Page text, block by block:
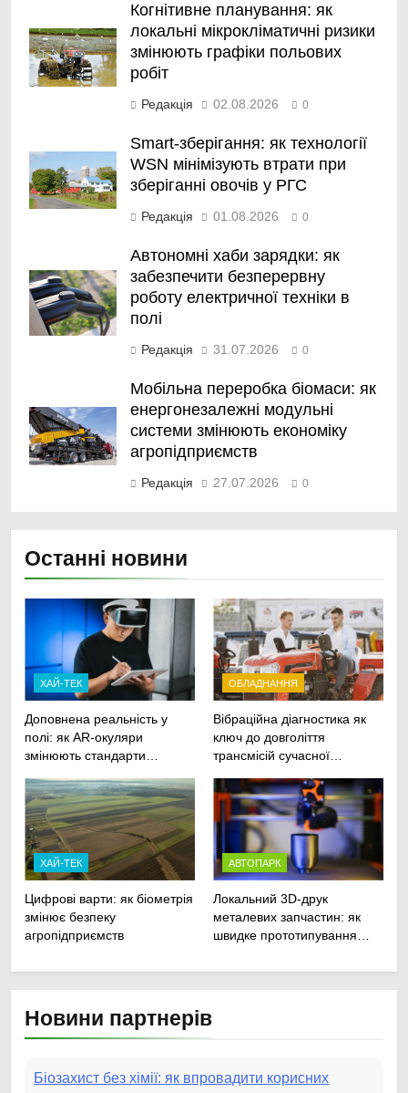
Когнітивне планування: як
локальні мікрокліматичні ризики
змінюють графіки польових
робіт
Редакція 02.08.2026 0
Smart-зберігання: як технології
WSN мінімізують втрати при
зберіганні овочів у РГС
Редакція 01.08.2026 0
Автономні хаби зарядки: як
забезпечити безперервну
роботу електричної техніки в
полі
Редакція 31.07.2026 0
Мобільна переробка біомаси: як
енергонезалежні модульні
системи змінюють економіку
агропідприємств
Редакція 27.07.2026 0
Останні новини
ХАЙ-ТЕК
Доповнена реальність у
полі: як AR-окуляри
змінюють стандарти
сільськогосподарської
техніки
ОБЛАДНАННЯ
Вібраційна діагностика як
ключ до довголіття
трансмісій сучасної
ХАЙ-ТЕК
Цифрові варти: як біометрія
змінює безпеку
агропідприємств
АВТОПАРК
Локальний 3D-друк
металевих запчастин: як
швидке прототипування
Новини партнерів
Біозахист без хімії: як впровадити корисних